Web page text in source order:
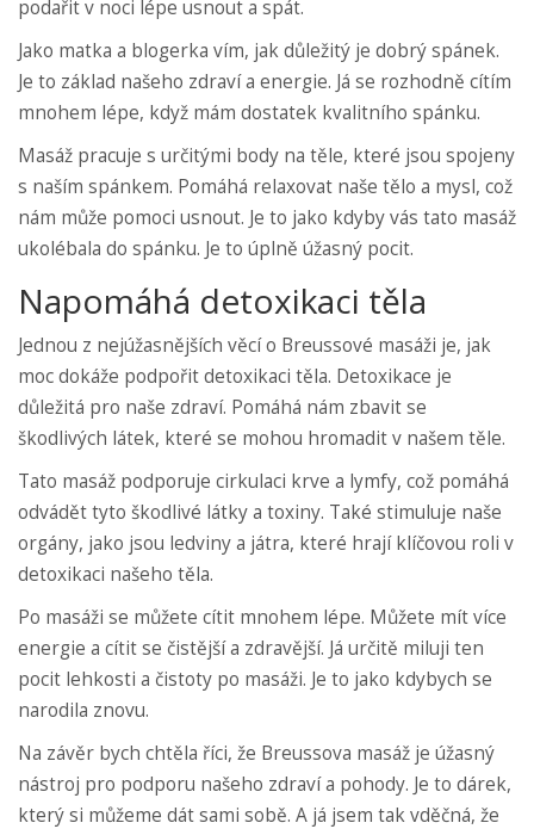
podařit v noci lépe usnout a spát.
Jako matka a blogerka vím, jak důležitý je dobrý spánek.
Je to základ našeho zdraví a energie. Já se rozhodně cítím
mnohem lépe, když mám dostatek kvalitního spánku.
Masáž pracuje s určitými body na těle, které jsou spojeny
s naším spánkem. Pomáhá relaxovat naše tělo a mysl, což
nám může pomoci usnout. Je to jako kdyby vás tato masáž
ukolébala do spánku. Je to úplně úžasný pocit.
Napomáhá detoxikaci těla
Jednou z nejúžasnějších věcí o Breussové masáži je, jak
moc dokáže podpořit detoxikaci těla. Detoxikace je
důležitá pro naše zdraví. Pomáhá nám zbavit se
škodlivých látek, které se mohou hromadit v našem těle.
Tato masáž podporuje cirkulaci krve a lymfy, což pomáhá
odvádět tyto škodlivé látky a toxiny. Také stimuluje naše
orgány, jako jsou ledviny a játra, které hrají klíčovou roli v
detoxikaci našeho těla.
Po masáži se můžete cítit mnohem lépe. Můžete mít více
energie a cítit se čistější a zdravější. Já určitě miluji ten
pocit lehkosti a čistoty po masáži. Je to jako kdybych se
narodila znovu.
Na závěr bych chtěla říci, že Breussova masáž je úžasný
nástroj pro podporu našeho zdraví a pohody. Je to dárek,
který si můžeme dát sami sobě. A já jsem tak vděčná, že